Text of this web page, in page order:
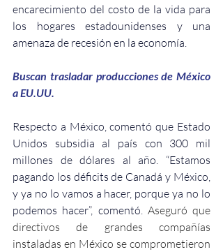
encarecimiento del costo de la vida para
los hogares estadounidenses y una
amenaza de recesión en la economía.
Buscan trasladar producciones de México
a EU.UU.
Respecto a México, comentó que Estado
Unidos subsidia al país con 300 mil
millones de dólares al año. “Estamos
pagando los déficits de Canadá y México,
y ya no lo vamos a hacer, porque ya no lo
podemos hacer”, comentó. Aseguró que
directivos de grandes compañías
instaladas en México se comprometieron